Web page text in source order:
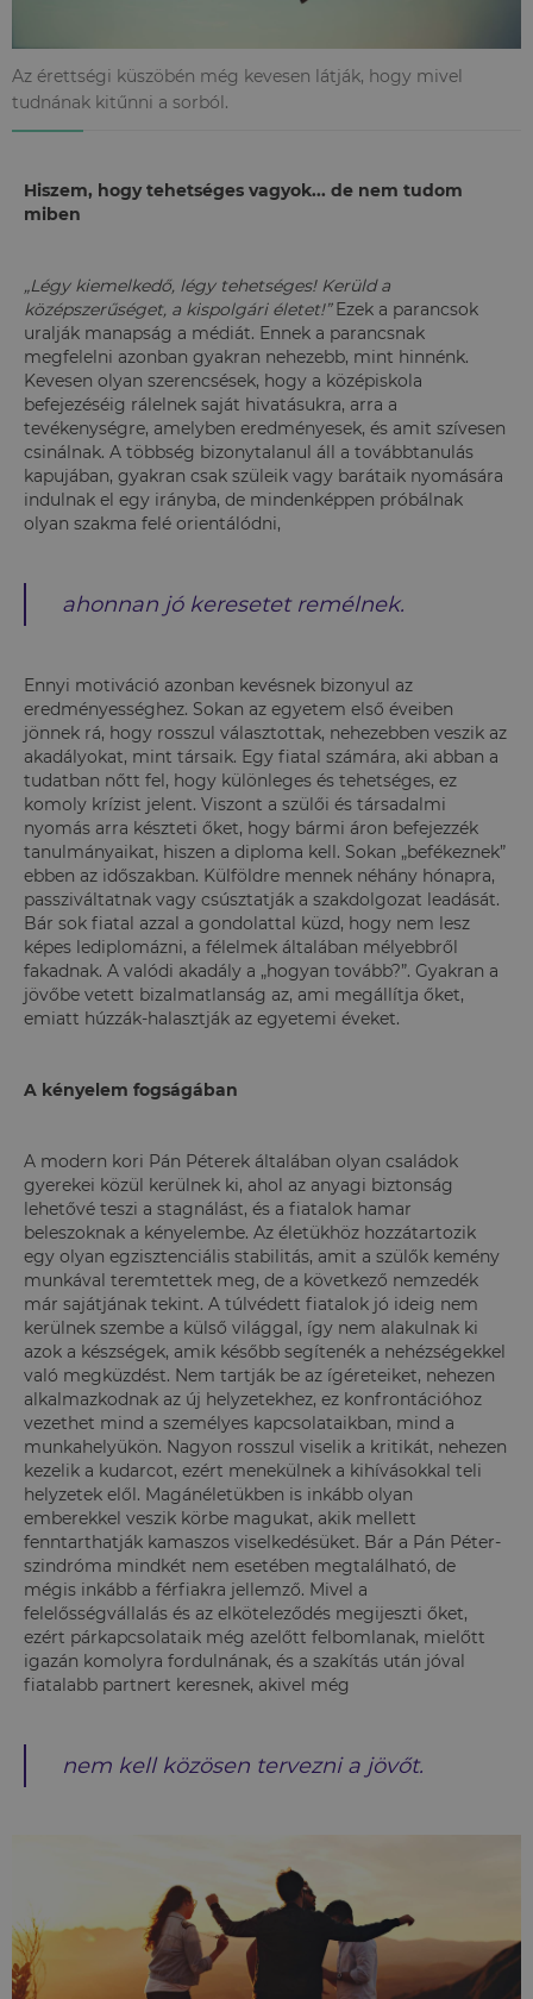
Az érettségi küszöbén még kevesen látják, hogy mivel
tudnának kitűnni a sorból.
Hiszem, hogy tehetséges vagyok... de nem tudom
miben
„Légy kiemelkedő, légy tehetséges! Kerüld a
középszerűséget, a kispolgári életet!”Ezek a parancsok
uralják manapság a médiát. Ennek a parancsnak
megfelelni azonban gyakran nehezebb, mint hinnénk.
Kevesen olyan szerencsések, hogy a középiskola
befejezéséig rálelnek saját hivatásukra, arra a
tevékenységre, amelyben eredményesek, és amit szívesen
csinálnak. A többség bizonytalanul áll a továbbtanulás
kapujában, gyakran csak szüleik vagy barátaik nyomására
indulnak el egy irányba, de mindenképpen próbálnak
olyan szakma felé orientálódni,
ahonnan jó keresetet remélnek.
Ennyi motiváció azonban kevésnek bizonyul az
eredményességhez. Sokan az egyetem első éveiben
jönnek rá, hogy rosszul választottak, nehezebben veszik az
akadályokat, mint társaik. Egy fiatal számára, aki abban a
tudatban nőtt fel, hogy különleges és tehetséges, ez
komoly krízist jelent. Viszont a szülői és társadalmi
nyomás arra készteti őket, hogy bármi áron befejezzék
tanulmányaikat, hiszen a diploma kell. Sokan „befékeznek”
ebben az időszakban. Külföldre mennek néhány hónapra,
passziváltatnak vagy csúsztatják a szakdolgozat leadását.
Bár sok fiatal azzal a gondolattal küzd, hogy nem lesz
képes lediplomázni, a félelmek általában mélyebbről
fakadnak. A valódi akadály a „hogyan tovább?”. Gyakran a
jövőbe vetett bizalmatlanság az, ami megállítja őket,
emiatt húzzák-halasztják az egyetemi éveket.
A kényelem fogságában
A modern kori Pán Péterek általában olyan családok
gyerekei közül kerülnek ki, ahol az anyagi biztonság
lehetővé teszi a stagnálást, és a fiatalok hamar
beleszoknak a kényelembe. Az életükhöz hozzátartozik
egy olyan egzisztenciális stabilitás, amit a szülők kemény
munkával teremtettek meg, de a következő nemzedék
már sajátjának tekint. A túlvédett fiatalok jó ideig nem
kerülnek szembe a külső világgal, így nem alakulnak ki
azok a készségek, amik később segítenék a nehézségekkel
való megküzdést. Nem tartják be az ígéreteiket, nehezen
alkalmazkodnak az új helyzetekhez, ez konfrontációhoz
vezethet mind a személyes kapcsolataikban, mind a
munkahelyükön. Nagyon rosszul viselik a kritikát, nehezen
kezelik a kudarcot, ezért menekülnek a kihívásokkal teli
helyzetek elől. Magánéletükben is inkább olyan
emberekkel veszik körbe magukat, akik mellett
fenntarthatják kamaszos viselkedésüket. Bár a Pán Péter-
szindróma mindkét nem esetében megtalálható, de
mégis inkább a férfiakra jellemző. Mivel a
felelősségvállalás és az elköteleződés megijeszti őket,
ezért párkapcsolataik még azelőtt felbomlanak, mielőtt
igazán komolyra fordulnának, és a szakítás után jóval
fiatalabb partnert keresnek, akivel még
nem kell közösen tervezni a jövőt.